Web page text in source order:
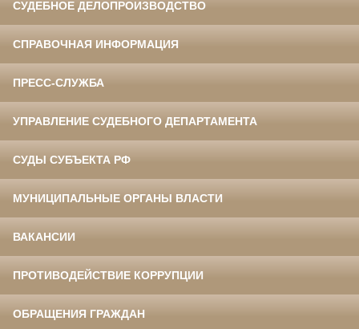
СУДЕБНОЕ ДЕЛОПРОИЗВОДСТВО
СПРАВОЧНАЯ ИНФОРМАЦИЯ
ПРЕСС-СЛУЖБА
УПРАВЛЕНИЕ СУДЕБНОГО ДЕПАРТАМЕНТА
СУДЫ СУБЪЕКТА РФ
МУНИЦИПАЛЬНЫЕ ОРГАНЫ ВЛАСТИ
ВАКАНСИИ
ПРОТИВОДЕЙСТВИЕ КОРРУПЦИИ
ОБРАЩЕНИЯ ГРАЖДАН